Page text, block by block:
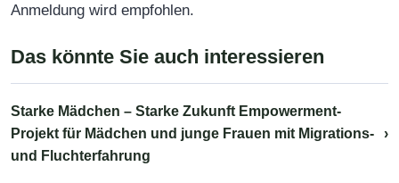
Anmeldung wird empfohlen.
Das könnte Sie auch interessieren
Starke Mädchen – Starke Zukunft Empowerment-
Projekt für Mädchen und junge Frauen mit Migrations-
und Fluchterfahrung
›